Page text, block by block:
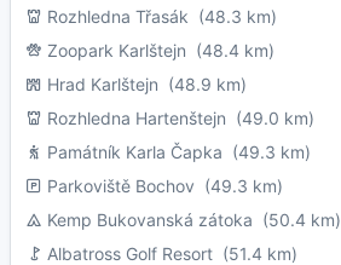
Rozhledna Třasák (48.3 km)
Zoopark Karlštejn (48.4 km)
Hrad Karlštejn (48.9 km)
Rozhledna Hartenštejn (49.0 km)
Památník Karla Čapka (49.3 km)
Parkoviště Bochov (49.3 km)
Kemp Bukovanská zátoka (50.4 km)
Albatross Golf Resort (51.4 km)